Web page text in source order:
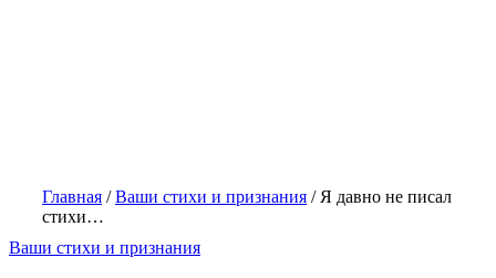
Главная /Ваши стихи и признания / Я давно не писал
стихи…
Ваши стихи и признания